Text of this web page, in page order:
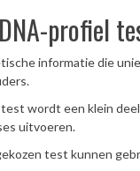
profiel
informatie die
wordt een klein
uitvoeren.
test kunnen